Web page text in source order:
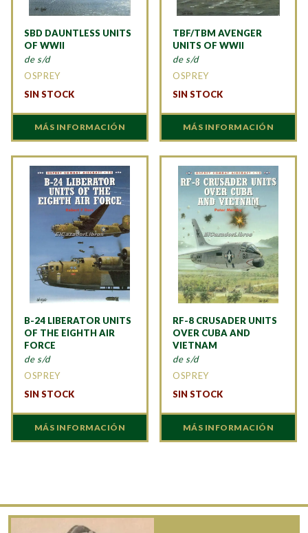
SBD DAUNTLESS UNITS
OF WWII
de s/d
OSPREY
SIN STOCK
MÁS INFORMACIÓN
TBF/TBM AVENGER
UNITS OF WWII
de s/d
OSPREY
SIN STOCK
MÁS INFORMACIÓN
B-24 LIBERATOR UNITS
OF THE EIGHTH AIR
FORCE
de s/d
OSPREY
SIN STOCK
MÁS INFORMACIÓN
RF-8 CRUSADER UNITS
OVER CUBA AND
VIETNAM
de s/d
OSPREY
SIN STOCK
MÁS INFORMACIÓN